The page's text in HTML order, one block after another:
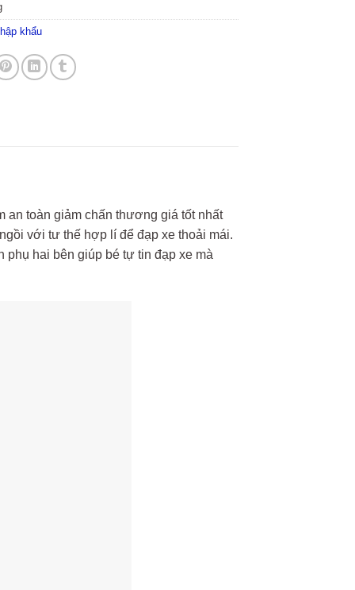
khẩu
an toàn giảm chấn thương giá tốt nhất
với tư thế hợp lí để đạp xe thoải mái.
hai bên giúp bé tự tin đạp xe mà